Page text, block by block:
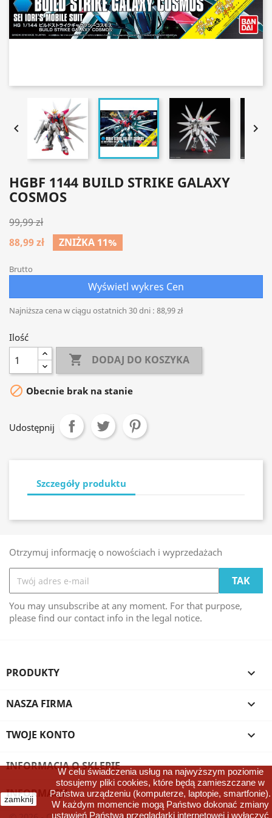
 
HGBF 1144 BUILD STRIKE GALAXY
COSMOS
99,99 zł
88,99 zł
ZNIŻKA 11%
Brutto
Wyświetl wykres Cen
Najniższa cena w ciągu ostatnich 30 dni : 88,99 zł
Ilość
 DODAJ DO KOSZYKA
 Obecnie brak na stanie
Udostępnij
Szczegóły produktu
Otrzymuj informację o nowościach i wyprzedażach
You may unsubscribe at any moment. For that purpose,
please find our contact info in the legal notice.
PRODUKTY 
NASZA FIRMA 
TWOJE KONTO 
INFORMACJA O SKLEPIE
INFORMACJA 
zamknij
W celu świadczenia usług na najwyższym poziomie
stosujemy pliki cookies, które będą zamieszczane w
Państwa urządzeniu (komputerze, laptopie, smartfonie).
W każdym momencie mogą Państwo dokonać zmiany
ustawień Państwa przeglądarki internetowej i wyłączyć